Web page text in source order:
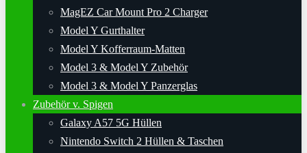
MagEZ Car Mount Pro 2 Charger
Model Y Gurthalter
Model Y Kofferraum-Matten
Model 3 & Model Y Zubehör
Model 3 & Model Y Panzerglas
Zubehör v. Spigen
Galaxy A57 5G Hüllen
Nintendo Switch 2 Hüllen & Taschen